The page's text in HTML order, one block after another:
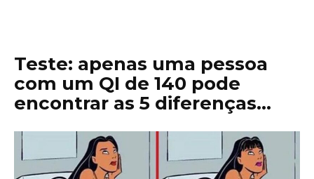
Teste: apenas uma pessoa
com um QI de 140 pode
encontrar as 5 diferenças…